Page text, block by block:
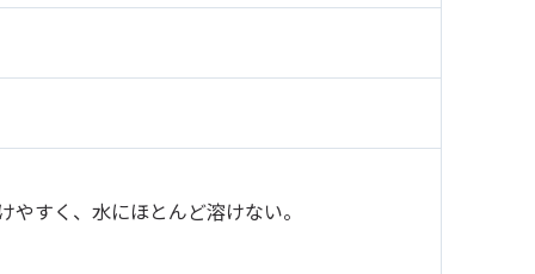
すく、水にほとんど溶けない。